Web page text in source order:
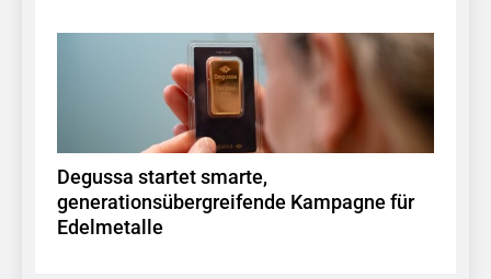
Degussa startet smarte,
generationsübergreifende Kampagne für
Edelmetalle